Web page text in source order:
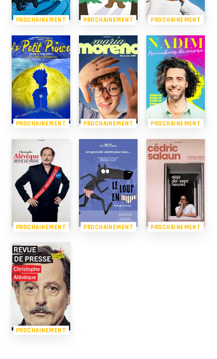
PROCHAINEMENT PROCHAINEMENT PROCHAINEMENT
PROCHAINEMENT PROCHAINEMENT PROCHAINEMENT
PROCHAINEMENT PROCHAINEMENT PROCHAINEMENT
PROCHAINEMENT